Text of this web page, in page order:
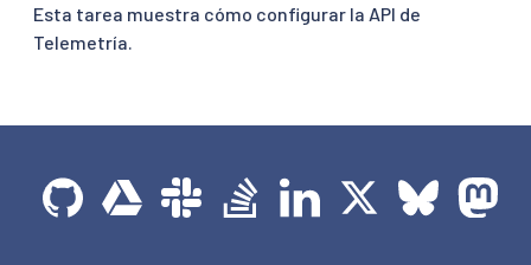
Esta tarea muestra cómo configurar la API de
Telemetría.